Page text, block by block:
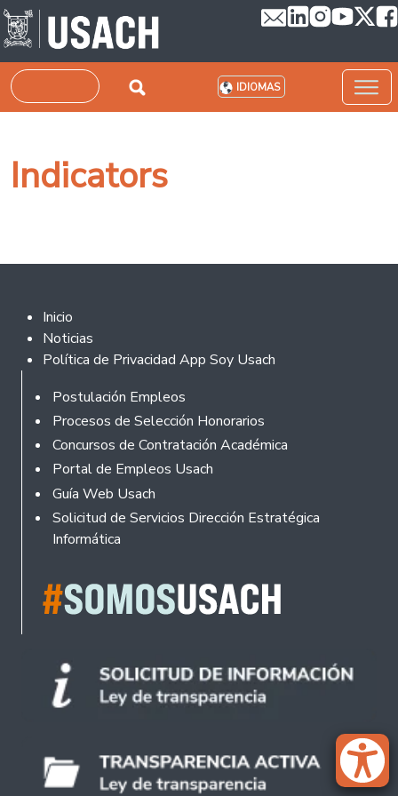
Pasar al contenido principal
Buscar IDIOMAS
Indicators
Footer 2
Inicio
Noticias
Política de Privacidad App Soy Usach
Footer
Postulación Empleos
Procesos de Selección Honorarios
Concursos de Contratación Académica
Portal de Empleos Usach
Guía Web Usach
Solicitud de Servicios Dirección Estratégica
Informática